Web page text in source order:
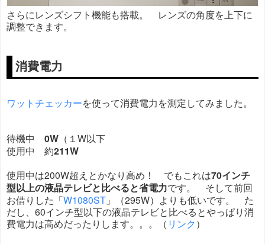
さらにレンズシフト機能も搭載。 レンズの角度を上下に
調整できます。
消費電力
ワットチェッカーを使って消費電力を測定してみました。
待機中 0W （１W以下
使用中 約211W
使用中は200W超えとかなり高め！ でもこれは70インチ
型以上の液晶テレビと比べると省電力です。 そして前回
お借りした「W1080ST 」（295W）よりも低いです。 た
だし、60インチ型以下の液晶テレビと比べるとやっぱり消
費電力は高めだったりします。。。（ リンク ）